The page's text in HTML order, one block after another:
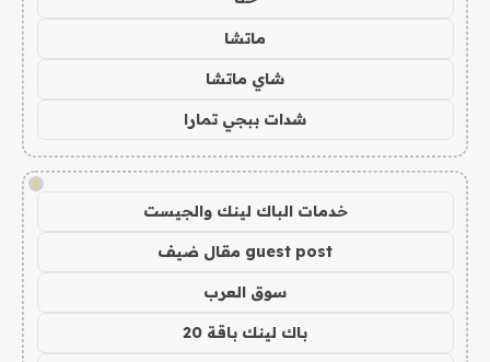
ماتشا
شاي ماتشا
شدات ببجي تمارا
!
خدمات الباك لينك والجيست
guest post مقال ضيف
سوق العرب
باك لينك باقة 20